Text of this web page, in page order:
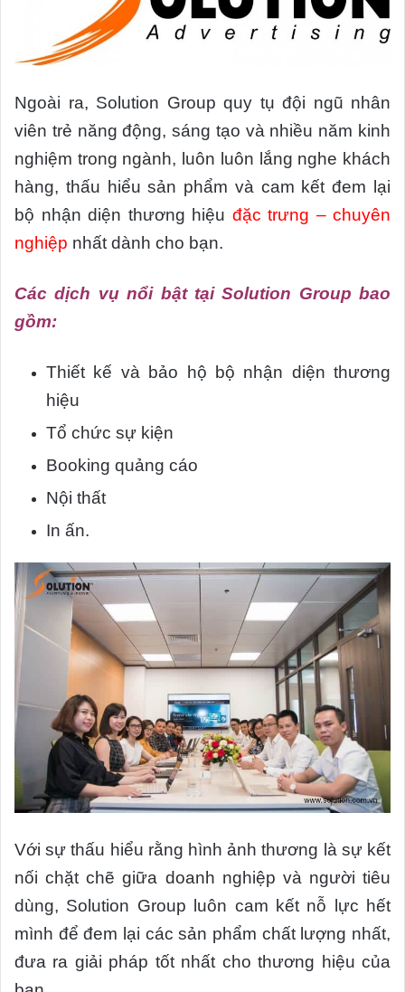
Ngoài ra, Solution Group quy tụ đội ngũ nhân
viên trẻ năng động, sáng tạo và nhiều năm kinh
nghiệm trong ngành, luôn luôn lắng nghe khách
hàng, thấu hiểu sản phẩm và cam kết đem lại
bộ nhận diện thương hiệu đặc trưng – chuyên
nghiệp nhất dành cho bạn.
Các dịch vụ nổi bật tại Solution Group bao
gồm:
Thiết kế và bảo hộ bộ nhận diện thương
hiệu
Tổ chức sự kiện
Booking quảng cáo
Nội thất
In ấn.
Với sự thấu hiểu rằng hình ảnh thương là sự kết
nối chặt chẽ giữa doanh nghiệp và người tiêu
dùng, Solution Group luôn cam kết nỗ lực hết
mình để đem lại các sản phẩm chất lượng nhất,
đưa ra giải pháp tốt nhất cho thương hiệu của